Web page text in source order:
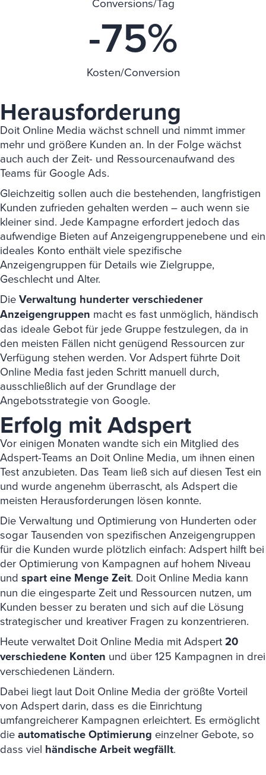
Kosten/Conversion
-75%
Herausforderung
Doit Online Media wächst schnell und nimmt immer
mehr und größere Kunden an. In der Folge wächst
auch auch der Zeit- und Ressourcenaufwand des
Teams für Google Ads.
Gleichzeitig sollen auch die bestehenden, langfristigen
Kunden zufrieden gehalten werden – auch wenn sie
kleiner sind. Jede Kampagne erfordert jedoch das
aufwendige Bieten auf Anzeigengruppenebene und ein
ideales Konto enthält viele spezifische
Anzeigengruppen für Details wie Zielgruppe,
Geschlecht und Alter.
DieVerwaltung hunderter verschiedener
Anzeigengruppen macht es fast unmöglich, händisch
das ideale Gebot für jede Gruppe festzulegen, da in
den meisten Fällen nicht genügend Ressourcen zur
Verfügung stehen werden. Vor Adspert führte Doit
Online Media fast jeden Schritt manuell durch,
ausschließlich auf der Grundlage der
Angebotsstrategie von Google.
Erfolg mit Adspert
Vor einigen Monaten wandte sich ein Mitglied des
Adspert-Teams an Doit Online Media, um ihnen einen
Test anzubieten. Das Team ließ sich auf diesen Test ein
und wurde angenehm überrascht, als Adspert die
meisten Herausforderungen lösen konnte.
Die Verwaltung und Optimierung von Hunderten oder
sogar Tausenden von spezifischen Anzeigengruppen
für die Kunden wurde plötzlich einfach: Adspert hilft bei
der Optimierung von Kampagnen auf hohem Niveau
und spart eine Menge Zeit. Doit Online Media kann
nun die eingesparte Zeit und Ressourcen nutzen, um
Kunden besser zu beraten und sich auf die Lösung
strategischer und kreativer Fragen zu konzentrieren.
Heute verwaltet Doit Online Media mit Adspert20
verschiedene Konten und über 125 Kampagnen in drei
verschiedenen Ländern.
Dabei liegt laut Doit Online Media der größte Vorteil
von Adspert darin, dass es die Einrichtung
umfangreicherer Kampagnen erleichtert. Es ermöglicht
dieautomatische Optimierung einzelner Gebote, so
dass viel händische Arbeit wegfällt.